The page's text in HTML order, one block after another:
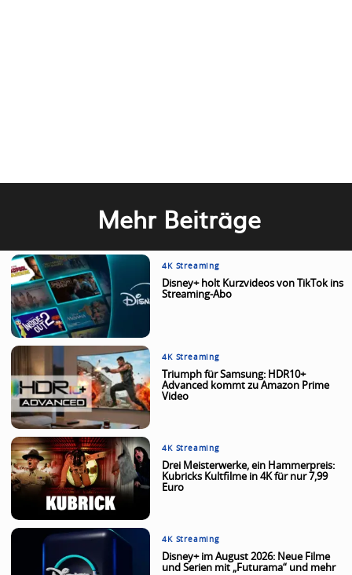
Mehr Beiträge
4K Streaming
Disney+ holt Kurzvideos von TikTok ins
Streaming-Abo
4K Streaming
Triumph für Samsung: HDR10+
Advanced kommt zu Amazon Prime
Video
4K Streaming
Drei Meisterwerke, ein Hammerpreis:
Kubricks Kultfilme in 4K für nur 7,99
Euro
4K Streaming
Disney+ im August 2026: Neue Filme
und Serien mit „Futurama“ und mehr